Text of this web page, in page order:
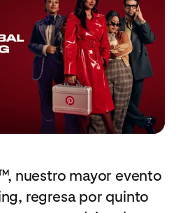
nuestro mayor evento
regresa por quinto